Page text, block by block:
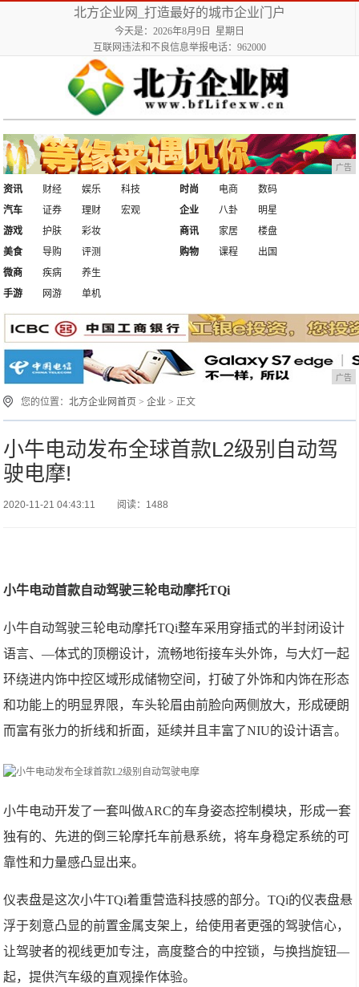
北方企业网_打造最好的城市企业门户
今天是：2026年8月9日 星期日
互联网违法和不良信息举报电话：962000
广告
资讯 财经 娱乐
科技
汽车
证券 理财 宏观
时尚 电商
数码
企业
八卦
明星
游戏
护肤
彩妆
美食
导购 评测
商讯 家居
楼盘
购物
课程
出国
微商
疾病
养生
手游
网游 单机
广告
您的位置：北方企业网首页 >企业 > 正文
小牛电动发布全球首款L2级别自动驾
驶电摩!
2020-11-21 04:43:11 阅读：1488
小牛电动首款自动驾驶三轮电动摩托TQi
小牛自动驾驶三轮电动摩托TQi整车采用穿插式的半封闭设计
语言、—体式的顶棚设计，流畅地衔接车头外饰，与大灯一起
环绕进内饰中控区域形成储物空间，打破了外饰和内饰在形态
和功能上的明显界限，车头轮眉由前脸向两侧放大，形成硬朗
而富有张力的折线和折面，延续并且丰富了NIU的设计语言。
小牛电动开发了一套叫做ARC的车身姿态控制模块，形成一套
独有的、先进的倒三轮摩托车前悬系统，将车身稳定系统的可
靠性和力量感凸显出来。
仪表盘是这次小牛TQi着重营造科技感的部分。TQi的仪表盘悬
浮于刻意凸显的前置金属支架上，给使用者更强的驾驶信心，
让驾驶者的视线更加专注，高度整合的中控锁，与换挡旋钮—
起，提供汽车级的直观操作体验。